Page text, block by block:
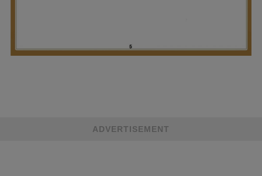
ADVERTISEMENT